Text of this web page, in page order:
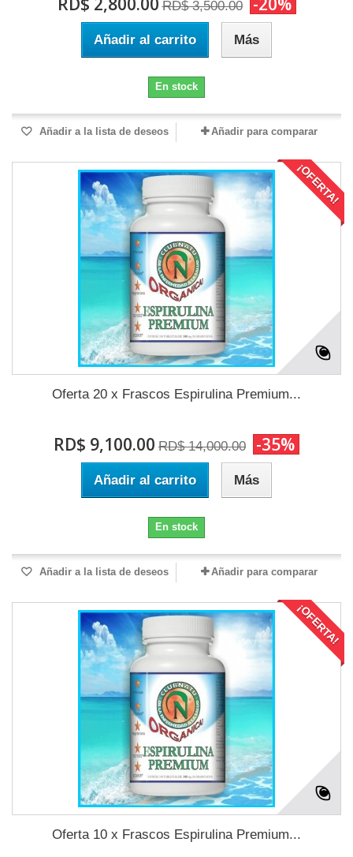
RD$ 3,500.00
Añadir al carrito Más
En stock
Añadir a la lista de deseos Añadir para comparar
¡OFERTA!
Oferta 20 x Frascos Espirulina Premium...
RD$ 9,100.00 RD$ 14,000.00 -35%
Añadir al carrito Más
En stock
Añadir a la lista de deseos Añadir para comparar
¡OFERTA!
Oferta 10 x Frascos Espirulina Premium...